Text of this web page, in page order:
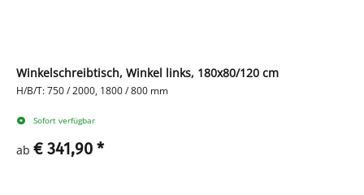
Winkelschreibtisch, Winkel links, 180x80/120 cm
H/B/T: 750 / 2000, 1800 / 800 mm
Sofort verfügbar
ab € 341,90 *